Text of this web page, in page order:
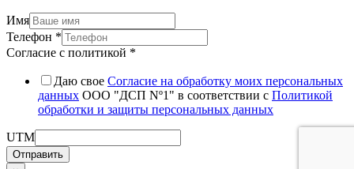
Имя
Телефон *
Согласие с политикой *
Даю свое Согласие на обработку моих персональных
данных ООО "ДСП Nº1" в соответствии с Политикой
обработки и защиты персональных данных
UTM
Отправить